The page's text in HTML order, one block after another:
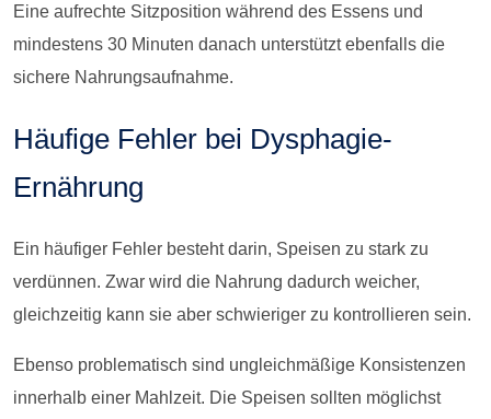
Eine aufrechte Sitzposition während des Essens und
mindestens 30 Minuten danach unterstützt ebenfalls die
sichere Nahrungsaufnahme.
Häufige Fehler bei Dysphagie-
Ernährung
Ein häufiger Fehler besteht darin, Speisen zu stark zu
verdünnen. Zwar wird die Nahrung dadurch weicher,
gleichzeitig kann sie aber schwieriger zu kontrollieren sein.
Ebenso problematisch sind ungleichmäßige Konsistenzen
innerhalb einer Mahlzeit. Die Speisen sollten möglichst